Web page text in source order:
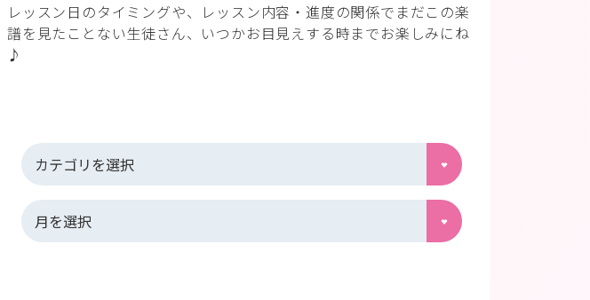
レッスン日のタイミングや、レッスン内容・進度の関係でまだこの楽
譜を見たことない生徒さん、いつかお目見えする時までお楽しみにね
♪